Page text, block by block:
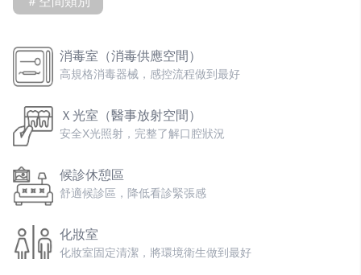
消毒室（消毒供應空間）
高規格消毒器械，感控流程做到最好
Ｘ光室（醫事放射空間）
安全X光照射，完整了解口腔狀況
候診休憩區
舒適候診區，降低看診緊張感
化妝室
化妝室固定清潔，將環境衛生做到最好